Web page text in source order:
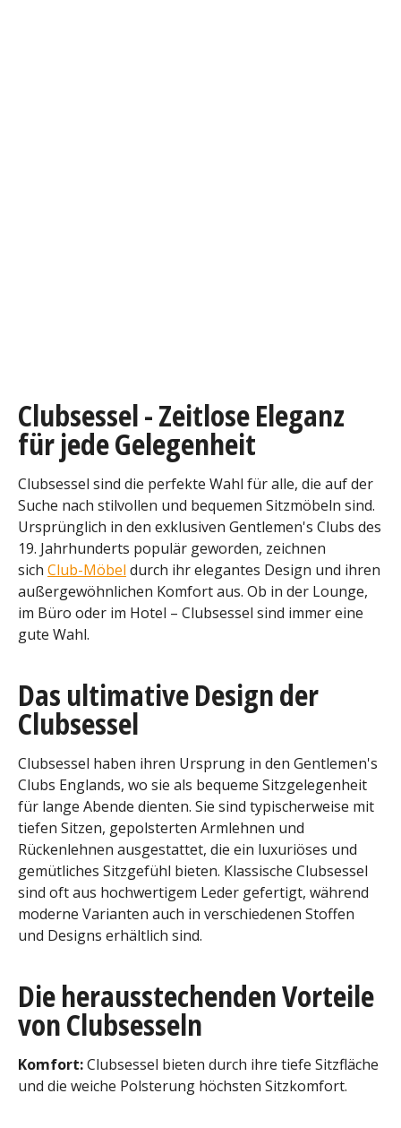
Clubsessel - Zeitlose Eleganz
für jede Gelegenheit
Clubsessel sind die perfekte Wahl für alle, die auf der
Suche nach stilvollen und bequemen Sitzmöbeln sind.
Ursprünglich in den exklusiven Gentlemen's Clubs des
19. Jahrhunderts populär geworden, zeichnen
sich Club-Möbel durch ihr elegantes Design und ihren
außergewöhnlichen Komfort aus. Ob in der Lounge,
im Büro oder im Hotel – Clubsessel sind immer eine
gute Wahl.
Das ultimative Design der
Clubsessel
Clubsessel haben ihren Ursprung in den Gentlemen's
Clubs Englands, wo sie als bequeme Sitzgelegenheit
für lange Abende dienten. Sie sind typischerweise mit
tiefen Sitzen, gepolsterten Armlehnen und
Rückenlehnen ausgestattet, die ein luxuriöses und
gemütliches Sitzgefühl bieten. Klassische Clubsessel
sind oft aus hochwertigem Leder gefertigt, während
moderne Varianten auch in verschiedenen Stoffen
und Designs erhältlich sind.
Die herausstechenden Vorteile
von Clubsesseln
Komfort:Clubsessel bieten durch ihre tiefe Sitzfläche
und die weiche Polsterung höchsten Sitzkomfort.